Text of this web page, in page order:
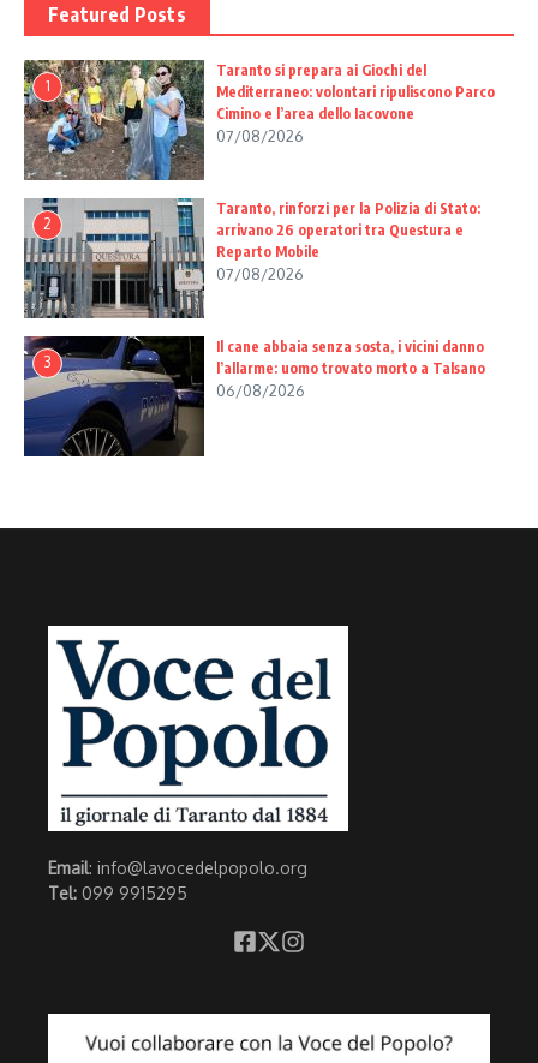
Featured Posts
1
Taranto si prepara ai Giochi del
Mediterraneo: volontari ripuliscono Parco
Cimino e l’area dello Iacovone
07/08/2026
2
Taranto, rinforzi per la Polizia di Stato:
arrivano 26 operatori tra Questura e
Reparto Mobile
07/08/2026
3
Il cane abbaia senza sosta, i vicini danno
l’allarme: uomo trovato morto a Talsano
06/08/2026
Email: info@lavocedelpopolo.org
Tel: 099 9915295